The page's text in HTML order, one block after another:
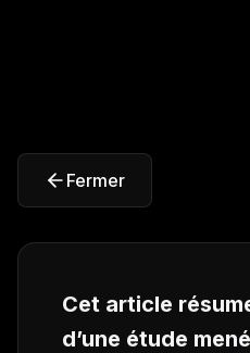
Fermer
Cet article
d’une étude